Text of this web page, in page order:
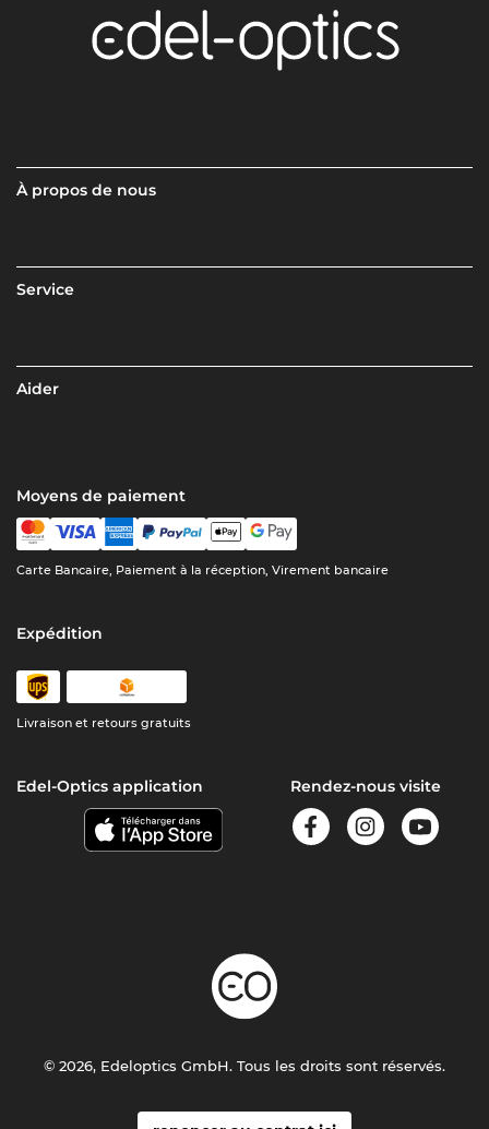
À propos de nous
Service
Aider
Moyens de paiement
Carte Bancaire, Paiement à la réception, Virement bancaire
Expédition
Livraison et retours gratuits
Edel-Optics application Rendez-nous visite
© 2026, Edeloptics GmbH. Tous les droits sont réservés.